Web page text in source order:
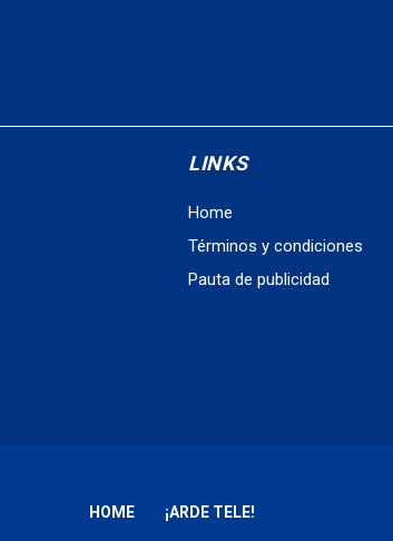
LINKS
Home
Términos y condiciones
Pauta de publicidad
HOME ¡ARDE TELE!